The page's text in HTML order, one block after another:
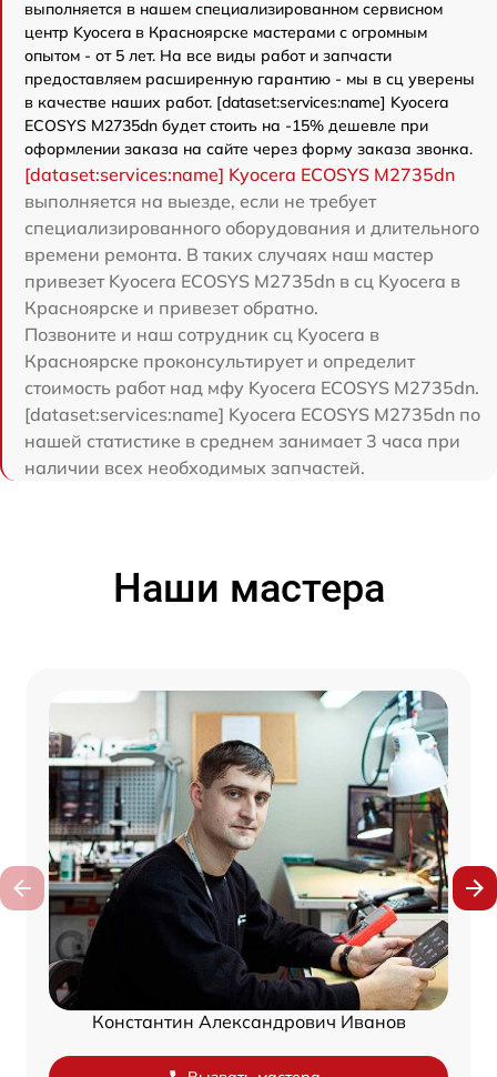
выполняется в нашем специализированном сервисном
центр Kyocera в Красноярске мастерами с огромным
опытом - от 5 лет. На все виды работ и запчасти
предоставляем расширенную гарантию - мы в сц уверены
в качестве наших работ. [dataset:services:name] Kyocera
ECOSYS M2735dn будет стоить на -15% дешевле при
оформлении заказа на сайте через форму заказа звонка.
[dataset:services:name] Kyocera ECOSYS M2735dn
выполняется на выезде, если не требует
специализированного оборудования и длительного
времени ремонта. В таких случаях наш мастер
привезет Kyocera ECOSYS M2735dn в сц Kyocera в
Красноярске и привезет обратно.
Позвоните и наш сотрудник сц Kyocera в
Красноярске проконсультирует и определит
стоимость работ над мфу Kyocera ECOSYS M2735dn.
[dataset:services:name] Kyocera ECOSYS M2735dn по
нашей статистике в среднем занимает 3 часа при
наличии всех необходимых запчастей.
Наши мастера
Константин Александрович Иванов